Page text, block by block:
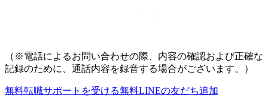
（※電話によるお問い合わせの際、内容の確認および正確な
記録のために、通話内容を録音する場合がございます。）
無料転職サポートを受ける無料LINEの友だち追加